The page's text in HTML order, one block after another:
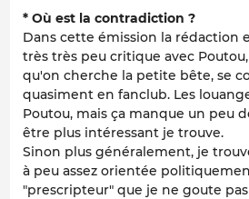
* Où est la contradiction ?
Dans cette émission la rédaction
très très peu critique avec
qu'on cherche la petite bête, se
quasiment en fanclub. Les
Poutou, mais ça manque un peu
être plus intéressant je trouve.
Sinon plus généralement, je
à peu assez orientée
"prescripteur" que je ne goute